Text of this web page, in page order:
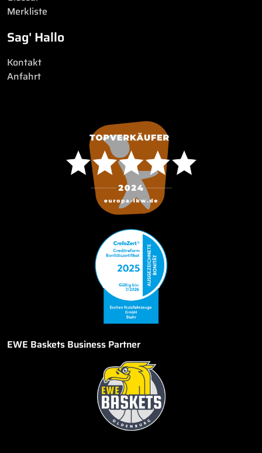
Merkliste
Sag' Hallo
Kontakt
Anfahrt
EWE Baskets Business Partner